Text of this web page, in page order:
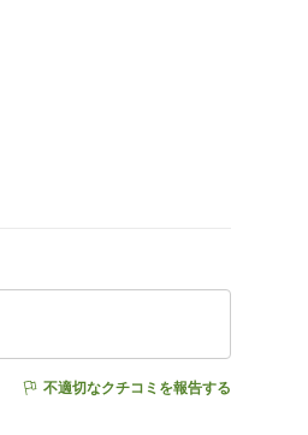
不適切なクチコミを報告する